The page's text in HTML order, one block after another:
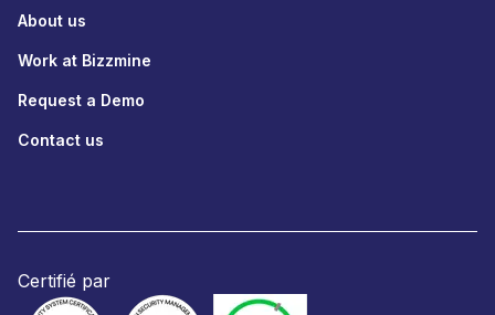
About us
Work at Bizzmine
Request a Demo
Contact us
Certifié par